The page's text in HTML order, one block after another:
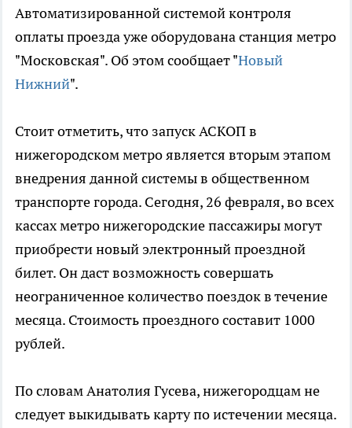
Автоматизированной системой контроля
оплаты проезда уже оборудована станция метро
"Московская". Об этом сообщает "Новый
Нижний".
Стоит отметить, что запуск АСКОП в
нижегородском метро является вторым этапом
внедрения данной системы в общественном
транспорте города. Сегодня, 26 февраля, во всех
кассах метро нижегородские пассажиры могут
приобрести новый электронный проездной
билет. Он даст возможность совершать
неограниченное количество поездок в течение
месяца. Стоимость проездного составит 1000
рублей.
По словам Анатолия Гусева, нижегородцам не
следует выкидывать карту по истечении месяца.